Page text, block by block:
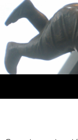
Aller
au
contenu